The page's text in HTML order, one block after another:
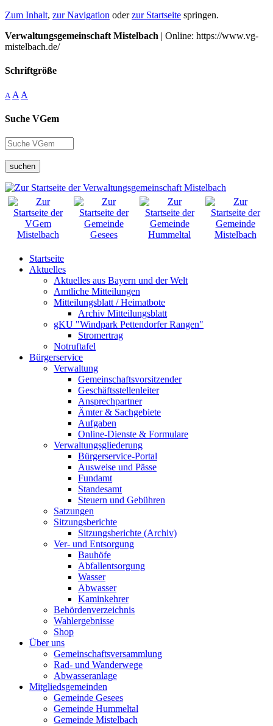
Zum Inhalt, zur Navigation oderzur Startseite springen.
Verwaltungsgemeinschaft Mistelbach | Online: https://www.vg-
mistelbach.de/
Schriftgröße
A A A
Suche VGem
suchen
Startseite
Aktuelles
Aktuelles aus Bayern und der Welt
Amtliche Mitteilungen
Mitteilungsblatt / Heimatbote
Archiv Mitteilungsblatt
gKU "Windpark Pettendorfer Rangen"
Stromertrag
Notruftafel
Bürgerservice
Verwaltung
Gemeinschaftsvorsitzender
Geschäftsstellenleiter
Ansprechpartner
Ämter & Sachgebiete
Aufgaben
Online-Dienste & Formulare
Verwaltungsgliederung
Bürgerservice-Portal
Ausweise und Pässe
Fundamt
Standesamt
Steuern und Gebühren
Satzungen
Sitzungsberichte
Sitzungsberichte (Archiv)
Ver- und Entsorgung
Bauhöfe
Abfallentsorgung
Wasser
Abwasser
Kaminkehrer
Behördenverzeichnis
Wahlergebnisse
Shop
Über uns
Gemeinschaftsversammlung
Rad- und Wanderwege
Abwasseranlage
Mitgliedsgemeinden
Gemeinde Gesees
Gemeinde Hummeltal
Gemeinde Mistelbach